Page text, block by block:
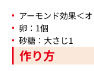
アーモンド効果＜
卵：1個
砂糖：大さじ1
作り方